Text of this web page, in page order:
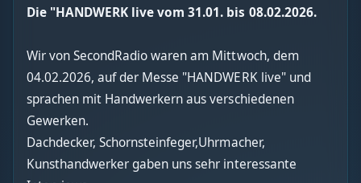
Die "HANDWERK live vom 31.01. bis 08.02.2026.
Wir von SecondRadio waren am Mittwoch, dem
04.02.2026, auf der Messe "HANDWERK live" und
sprachen mit Handwerkern aus verschiedenen
Gewerken.
Dachdecker, Schornsteinfeger,Uhrmacher,
Kunsthandwerker gaben uns sehr interessante